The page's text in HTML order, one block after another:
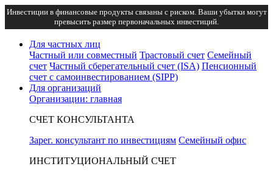
Инвестиции в финансовые продукты связаны с риском. Ваши убытки могут
превысить размер первоначальных инвестиций.
Для частных лиц
Частный или совместный Трастовый счет Семейный
счет Частный сберегательный счет (ISA) Пенсионный
счет с самоинвестированием (SIPP)
Для организаций
Организации: главная
СЧЕТ КОНСУЛЬТАНТА
Зарег. консультант по инвестициям Семейный офис
ИНСТИТУЦИОНАЛЬНЫЙ СЧЕТ